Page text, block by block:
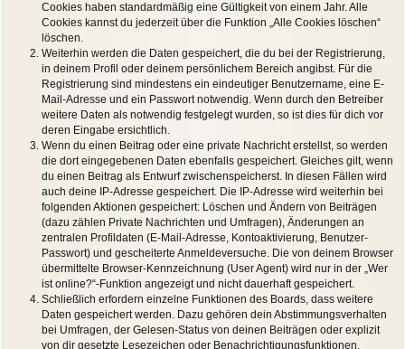
Cookies haben standardmäßig eine Gültigkeit von einem Jahr. Alle
Cookies kannst du jederzeit über die Funktion „Alle Cookies löschen“
löschen.
Weiterhin werden die Daten gespeichert, die du bei der Registrierung,
in deinem Profil oder deinem persönlichem Bereich angibst. Für die
Registrierung sind mindestens ein eindeutiger Benutzername, eine E-
Mail-Adresse und ein Passwort notwendig. Wenn durch den Betreiber
weitere Daten als notwendig festgelegt wurden, so ist dies für dich vor
deren Eingabe ersichtlich.
Wenn du einen Beitrag oder eine private Nachricht erstellst, so werden
die dort eingegebenen Daten ebenfalls gespeichert. Gleiches gilt, wenn
du einen Beitrag als Entwurf zwischenspeicherst. In diesen Fällen wird
auch deine IP-Adresse gespeichert. Die IP-Adresse wird weiterhin bei
folgenden Aktionen gespeichert: Löschen und Ändern von Beiträgen
(dazu zählen Private Nachrichten und Umfragen), Änderungen an
zentralen Profildaten (E-Mail-Adresse, Kontoaktivierung, Benutzer-
Passwort) und gescheiterte Anmeldeversuche. Die von deinem Browser
übermittelte Browser-Kennzeichnung (User Agent) wird nur in der „Wer
ist online?“-Funktion angezeigt und nicht dauerhaft gespeichert.
Schließlich erfordern einzelne Funktionen des Boards, dass weitere
Daten gespeichert werden. Dazu gehören dein Abstimmungsverhalten
bei Umfragen, der Gelesen-Status von deinen Beiträgen oder explizit
von dir gesetzte Lesezeichen oder Benachrichtigungsfunktionen.